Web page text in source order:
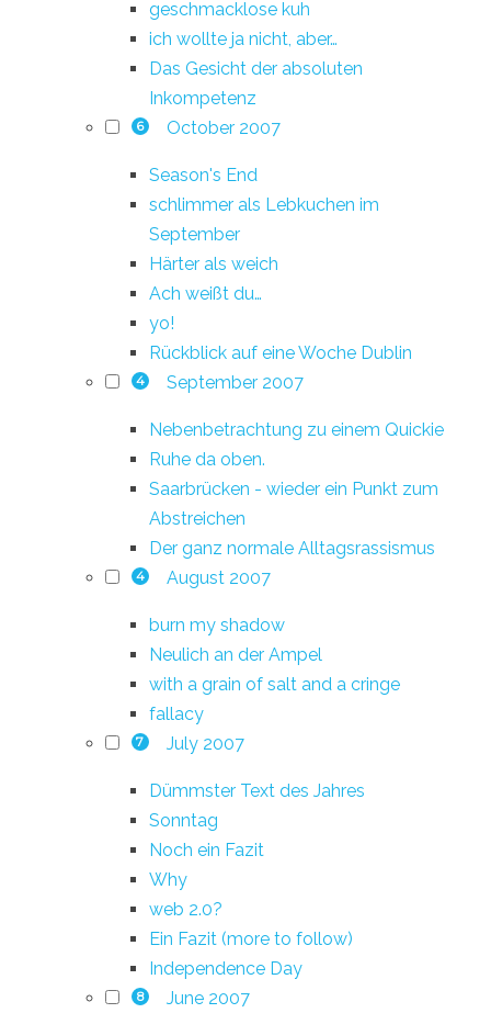
geschmacklose kuh
ich wollte ja nicht, aber…
Das Gesicht der absoluten
Inkompetenz
6 October 2007
Season's End
schlimmer als Lebkuchen im
September
Härter als weich
Ach weißt du…
yo!
Rückblick auf eine Woche Dublin
4 September 2007
Nebenbetrachtung zu einem Quickie
Ruhe da oben.
Saarbrücken - wieder ein Punkt zum
Abstreichen
Der ganz normale Alltagsrassismus
4 August 2007
burn my shadow
Neulich an der Ampel
with a grain of salt and a cringe
fallacy
7 July 2007
Dümmster Text des Jahres
Sonntag
Noch ein Fazit
Why
web 2.0?
Ein Fazit (more to follow)
Independence Day
8 June 2007